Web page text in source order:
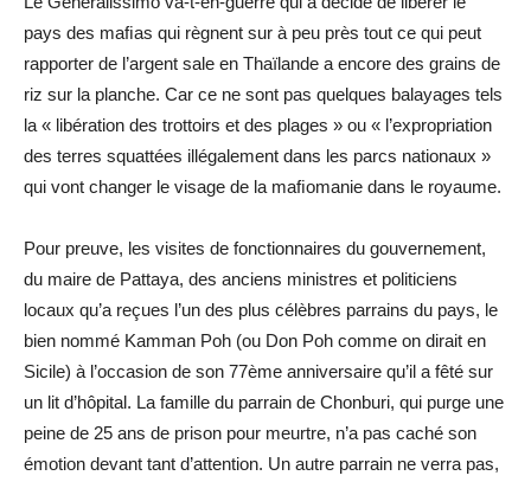
pays des maﬁas qui règnent sur à peu près tout ce qui peut
rapporter de l’argent sale en Thaïlande a encore des grains de
riz sur la planche. Car ce ne sont pas quelques balayages tels
la « libération des trottoirs et des plages » ou « l’expropriation
des terres squattées illégalement dans les parcs nationaux »
qui vont changer le visage de la maﬁomanie dans le royaume.
Pour preuve, les visites de fonctionnaires du gouvernement,
du maire de Pattaya, des anciens ministres et politiciens
locaux qu’a reçues l’un des plus célèbres parrains du pays, le
bien nommé Kamman Poh (ou Don Poh comme on dirait en
Sicile) à l’occasion de son 77ème anniversaire qu’il a fêté sur
un lit d’hôpital. La famille du parrain de Chonburi, qui purge une
peine de 25 ans de prison pour meurtre, n’a pas caché son
émotion devant tant d’attention. Un autre parrain ne verra pas,